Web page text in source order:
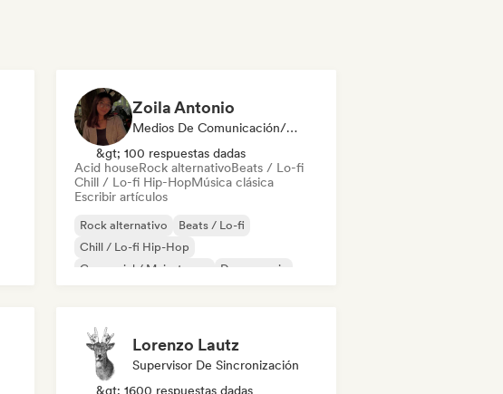
Zoila Antonio
Medios De Comunicación/Periodista
&gt; 100 respuestas dadas
Acid houseRock alternativoBeats / Lo-fi
Chill / Lo-fi Hip-HopMúsica clásica
Escribir artículos
Rock alternativo
Beats / Lo-fi
Chill / Lo-fi Hip-Hop
Comercial / Mainstream
Dance music
Lorenzo Lautz
Supervisor De Sincronización
&gt; 1600 respuestas dadas